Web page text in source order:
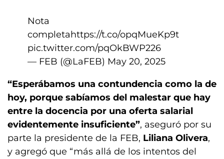
Nota
completahttps://t.co/opqMueKp9t
pic.twitter.com/pqOkBWP226
— FEB (@LaFEB) May 20, 2025
“Esperábamos una contundencia como la de
hoy, porque sabíamos del malestar que hay
entre la docencia por una oferta salarial
evidentemente insuficiente”, aseguró por su
parte la presidente de la FEB, Liliana Olivera,
y agregó que “más allá de los intentos del